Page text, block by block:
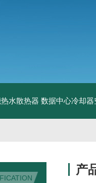
水散热器 数据中心冷却器
产